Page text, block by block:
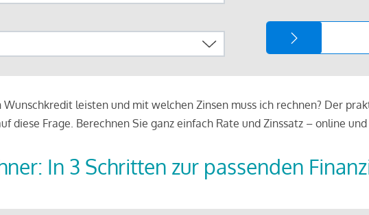
Wunschkredit leisten und mit welchen Zinsen muss ich rechnen? Der
diese Frage. Berechnen Sie ganz einfach Rate und Zinssatz – online
In 3 Schritten zur passenden